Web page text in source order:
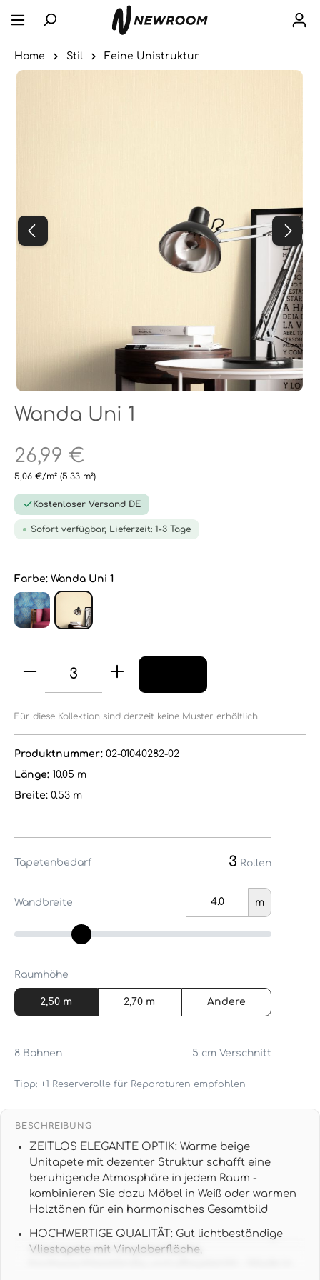
Home Stil Feine Unistruktur
Wanda Uni 1
26,99 €
5,06 €/m² (5.33 m²)
Kostenloser Versand DE
Sofort verfügbar, Lieferzeit: 1-3 Tage
Farbe: Wanda Uni 1
Für diese Kollektion sind derzeit keine Muster erhältlich.
Produktnummer: 02-01040282-02
Länge: 10.05 m
Breite: 0.53 m
Tapetenbedarf 3 Rollen
Wandbreite m
Raumhöhe
2,50 m 2,70 m Andere
8 Bahnen 5 cm Verschnitt
Tipp: +1 Reserverolle für Reparaturen empfohlen
BESCHREIBUNG
ZEITLOS ELEGANTE OPTIK: Warme beige
Unitapete mit dezenter Struktur schafft eine
beruhigende Atmosphäre in jedem Raum -
kombinieren Sie dazu Möbel in Weiß oder warmen
Holztönen für ein harmonisches Gesamtbild
HOCHWERTIGE QUALITÄT: Gut lichtbeständige
Vliestapete mit Vinyloberfläche,